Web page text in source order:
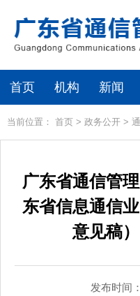
首页 机构 新闻
当前位置： 首页 > 政务公开 >
广东省通信管
东省信息通信
意见稿
发布时间